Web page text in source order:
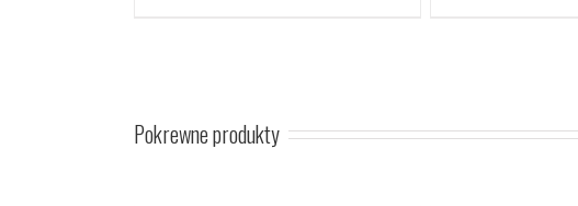
Pokrewne produkty